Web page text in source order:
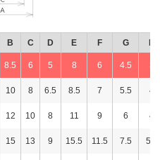
B C D E F G
8.5 6 5 8 6 4.5 3
10 8 6.5 8.5 7 5.5 4
12 10 8 11 9 6 4
15 13 9 15.5 11.5 7.5 5.5